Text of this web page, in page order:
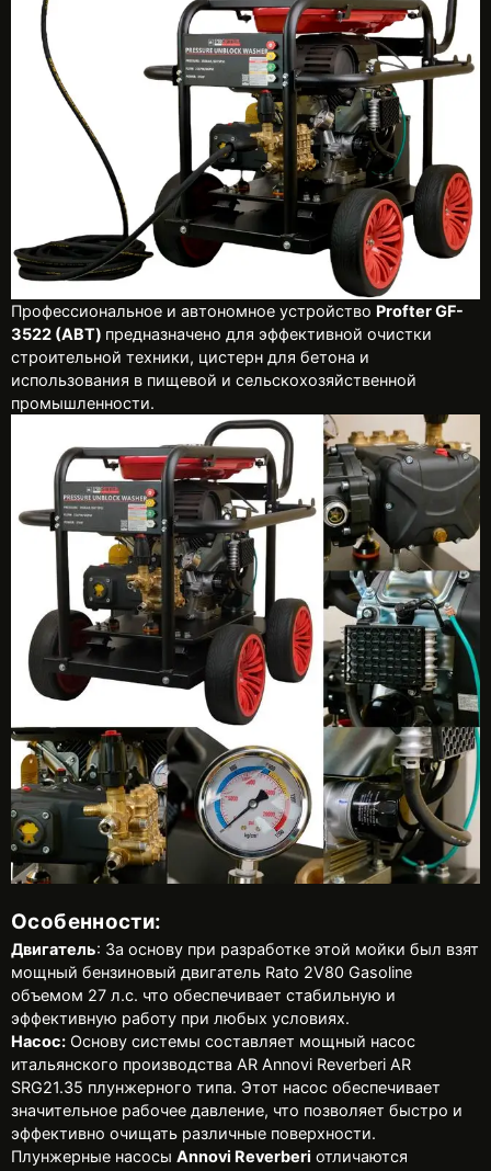
Профессиональное и автономное устройство Profter GF-
3522 (АВТ) предназначено для эффективной очистки
строительной техники, цистерн для бетона и
использования в пищевой и сельскохозяйственной
промышленности.
Особенности:
Двигатель: За основу при разработке этой мойки был взят
мощный бензиновый двигатель Rato 2V80 Gasoline
объемом 27 л.с. что обеспечивает стабильную и
эффективную работу при любых условиях.
Насос: Основу системы составляет мощный насос
итальянского производства AR Annovi Reverberi AR
SRG21.35 плунжерного типа. Этот насос обеспечивает
значительное рабочее давление, что позволяет быстро и
эффективно очищать различные поверхности.
Плунжерные насосы Annovi Reverberi отличаются